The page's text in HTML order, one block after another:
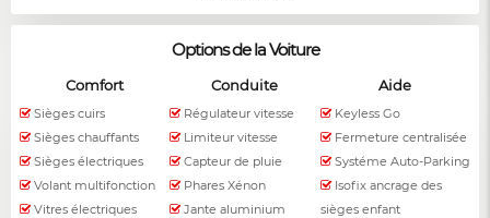
Options de la Voiture
Comfort
Sièges cuirs
Sièges chauffants
Sièges électriques
Volant multifonction
Vitres électriques
Conduite
Régulateur vitesse
Limiteur vitesse
Capteur de pluie
Phares Xénon
Jante aluminium
Aide
Keyless Go
Fermeture centralisée
Systéme Auto-Parking
Isofix ancrage des
sièges enfant